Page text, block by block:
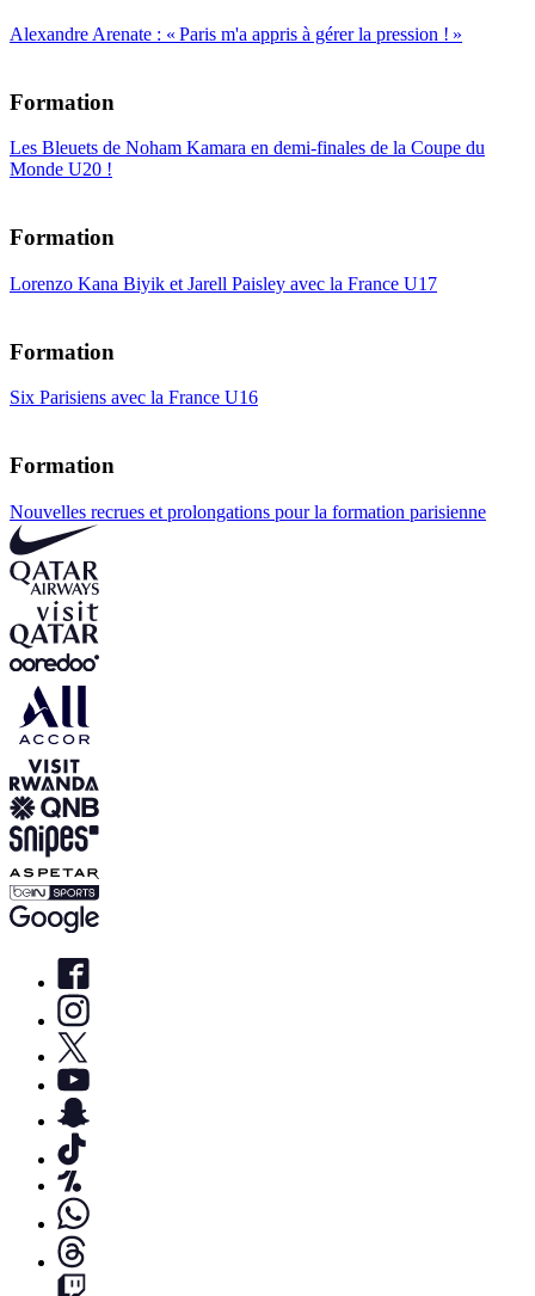
Alexandre Arenate : « Paris m'a appris à gérer la pression ! »
Formation
Les Bleuets de Noham Kamara en demi-finales de la Coupe du
Monde U20 !
Formation
Lorenzo Kana Biyik et Jarell Paisley avec la France U17
Formation
Six Parisiens avec la France U16
Formation
Nouvelles recrues et prolongations pour la formation parisienne